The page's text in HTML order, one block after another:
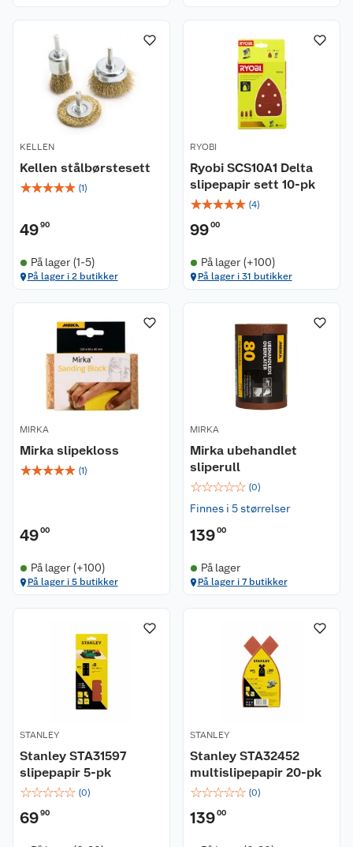
KELLEN
Kellen stålbørstesett
☆☆☆☆☆ (1)
4990
På lager (1-5)
På lager i 2 butikker
RYOBI
Ryobi SCS10A1 Delta
slipepapir sett 10-pk
☆☆☆☆☆ (4)
9900
På lager (+100)
På lager i 31 butikker
MIRKA
Mirka slipekloss
☆☆☆☆☆ (1)
4900
På lager (+100)
På lager i 5 butikker
MIRKA
Mirka ubehandlet
sliperull
☆☆☆☆☆ (0)
Finnes i 5 størrelser
13900
På lager
På lager i 7 butikker
STANLEY
Stanley STA31597
slipepapir 5-pk
☆☆☆☆☆ (0)
6990
STANLEY
Stanley STA32452
multislipepapir 20-pk
☆☆☆☆☆ (0)
13900